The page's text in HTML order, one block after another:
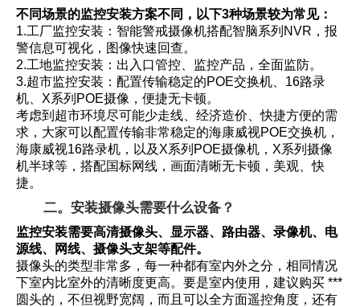
不同场景的监控安装方案不同，以下3种场景较为常见：
1.工厂监控安装：智能警戒摄像机搭配智脑系列NVR，报
警信息可视化，图像快速回查。
2.工地监控安装：出入口管控、监控产品，全面监防。
3.超市监控安装：配置传输稳定的POE交换机、16路录
机、X系列POE摄像，便捷无卡顿。
考虑到超市环境尽可能少走线、经济造价、快捷方便的需
求，大家可以配置传输非常稳定的海康威视POE交换机，
海康威视16路录机，以及X系列POE摄像机，X系列摄像
机半球等，搭配国标网线，画面清晰无卡顿，美观、快
捷。
二。安装摄像头需要什么设备？
监控安装需要高清摄像头、显示器、路由器、录像机、电
源线、网线、摄像头支架等配件。
摄像头的类型非常多，每一种都有室内外之分，相同情况
下室内比室外的清晰度更高。要是室内使用，建议购买 ***
圆头的，不但视野宽阔，而且可以全方面遥控角度，还有